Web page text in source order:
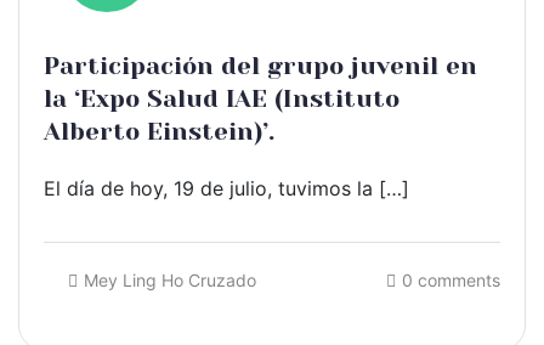
Participación del grupo juvenil en
la ‘Expo Salud IAE (Instituto
Alberto Einstein)’.
El día de hoy, 19 de julio, tuvimos la […]
Mey Ling Ho Cruzado 0 comments